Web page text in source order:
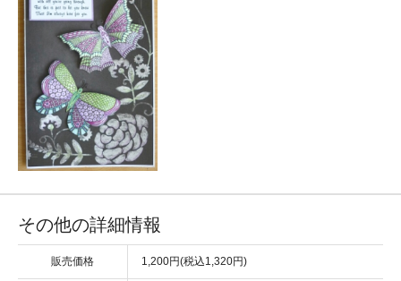
その他の詳細情報
販売価格 1,200円(税込1,320円)